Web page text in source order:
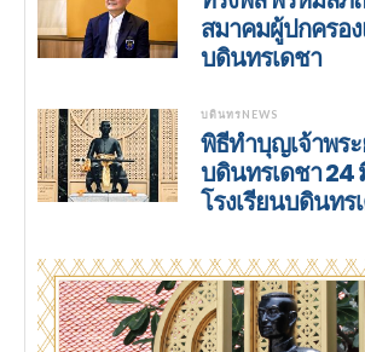
สมาคมผู้ปกครอ
บดินทรเดชา
บดินทรNEWS
พิธีทำบุญเจ้าพร
บดินทรเดชา 24
โรงเรียนบดินทร